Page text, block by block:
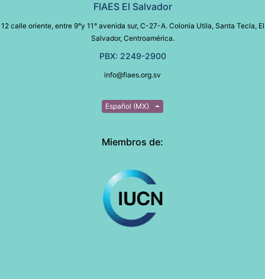
FIAES El Salvador
12 calle oriente, entre 9°y 11° avenida sur, C-27-A. Colonia Utila, Santa Tecla, El
Salvador, Centroamérica.
PBX: 2249-2900
info@fiaes.org.sv
Español (MX)
Miembros de: